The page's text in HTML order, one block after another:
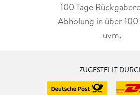
100 Tage
Abholung in über
uvm.
ZUGESTELLT